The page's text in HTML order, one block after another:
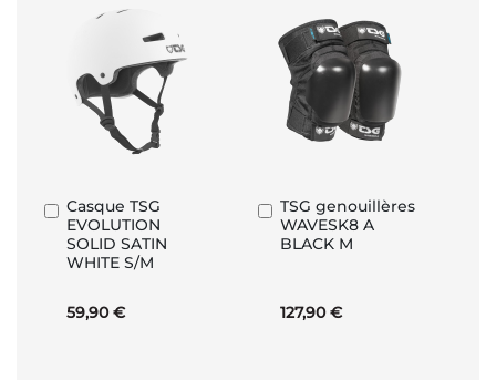
Casque TSG
EVOLUTION
SOLID SATIN
WHITE S/M
59,90 €
Ajouter
au
panier
TSG genouillères
WAVESK8 A
BLACK M
127,90 €
Ajouter
au
panier